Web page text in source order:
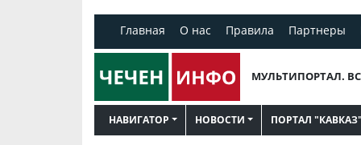
Главная О нас Правила Партнеры
МУЛЬТИПОРТАЛ.
НАВИГАТОР НОВОСТИ ПОРТАЛ "КАВКАЗ"